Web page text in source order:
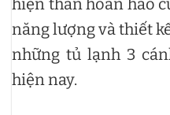
hiện thân hoàn hảo
năng lượng và thiết
những tủ lạnh 3
hiện nay.